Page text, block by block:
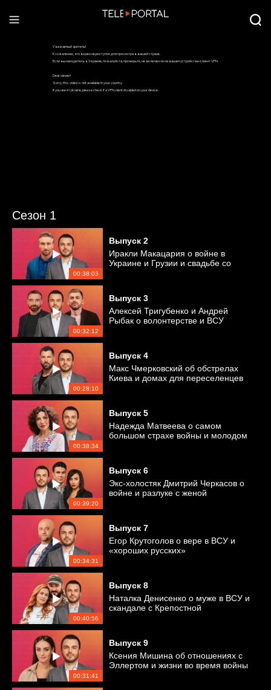
Сезон 1
00:38:03
Выпуск 2
Иракли Макацария о войне в
Украине и Грузии и свадьбе со
00:32:12
Выпуск 3
Алексей Тригубенко и Андрей
Рыбак о волонтерстве и ВСУ
00:28:10
Выпуск 4
Макс Чмерковский об обстрелах
Киева и домах для переселенцев
00:38:34
Выпуск 5
Надежда Матвеева о самом
большом страхе войны и молодом
00:39:20
Выпуск 6
Экс-холостяк Дмитрий Черкасов о
войне и разлуке с женой
00:34:31
Выпуск 7
Егор Крутоголов о вере в ВСУ и
«хороших русских»
00:40:56
Выпуск 8
Наталка Денисенко о муже в ВСУ и
скандале с Крепостной
00:31:41
Выпуск 9
Ксения Мишина об отношениях с
Эллертом и жизни во время войны